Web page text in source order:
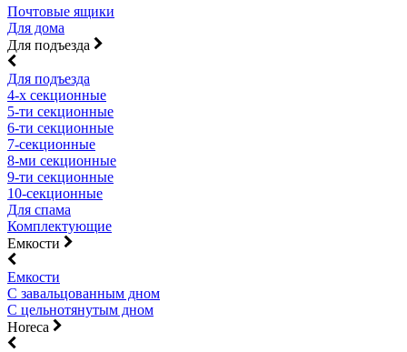
Почтовые ящики
Для дома
Для подъезда
Для подъезда
4-х секционные
5-ти секционные
6-ти секционные
7-секционные
8-ми секционные
9-ти секционные
10-секционные
Для спама
Комплектующие
Емкости
Емкости
С завальцованным дном
С цельнотянутым дном
Horeca